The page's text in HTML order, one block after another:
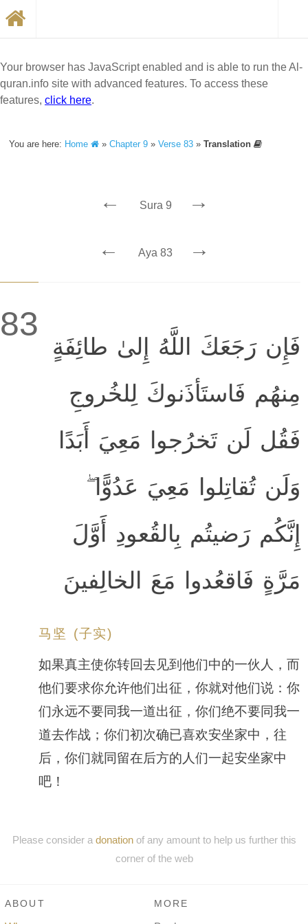
Your browser has JavaScript enabled and is able to run the Al-
quran.info site with advanced features. To access these
features, click here.
You are here: Home »Chapter 9 »Verse 83 »Translation
← Sura 9 →
← Aya 83 →
83
فَإِن رَجَعَكَ اللَّهُ إِلىٰ طائِفَةٍ
مِنهُم فَاستَأذَنوكَ لِلخُروجِ
فَقُل لَن تَخرُجوا مَعِيَ أَبَدًا
وَلَن تُقاتِلوا مَعِيَ عَدُوًّا ۖ
إِنَّكُم رَضيتُم بِالقُعودِ أَوَّلَ
مَرَّةٍ فَاقعُدوا مَعَ الخالِفينَ
马坚 (子实)
如果真主使你转回去见到他们中的一伙人，而
他们要求你允许他们出征，你就对他们说：你
们永远不要同我一道出征，你们绝不要同我一
道去作战；你们初次确已喜欢安坐家中，往
后，你们就同留在后方的人们一起安坐家中
吧！
Please consider a donationof any amount to help us further this
corner of the web
ABOUT MORE